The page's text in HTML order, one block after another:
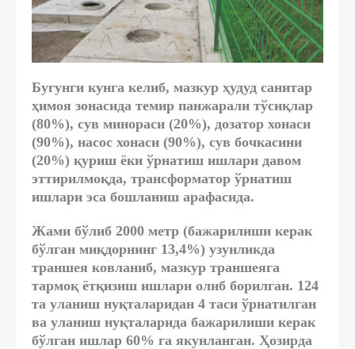
Бугунги кунга келиб, мазкур ҳудуд санитар
ҳимоя зонасида темир панжарали тўсиқлар
(80%), сув минораси (20%), дозатор хонаси
(90%), насос хонаси (90%), сув бочкасини
(20%) қуриш ёки ўрнатиш ишлари давом
эттирилмоқда, трансформатор ўрнатиш
ишлари эса бошланиш арафасида.
Жами бўлиб 2000 метр (бажарилиши керак
бўлган миқдорнинг 13,4%) узунликда
траншея ковланиб, мазкур траншеяга
тармоқ ётқизиш ишлари олиб борилган. 124
та уланиш нуқталаридан 4 таси ўрнатилган
ва уланиш нуқталарида бажарилиши керак
бўлган ишлар 60% га якунланган. Ҳозирда